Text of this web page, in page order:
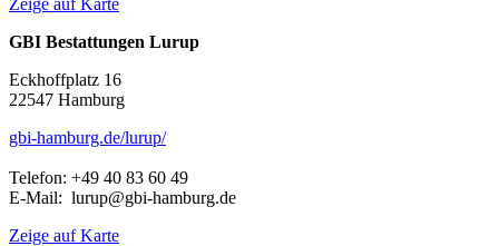
GBI Bestattungen Lurup
Eckhoffplatz 16
22547 Hamburg
gbi-hamburg.de/lurup/
Telefon: +49 40 83 60 49
E-Mail: lurup@gbi-hamburg.de
Zeige auf Karte